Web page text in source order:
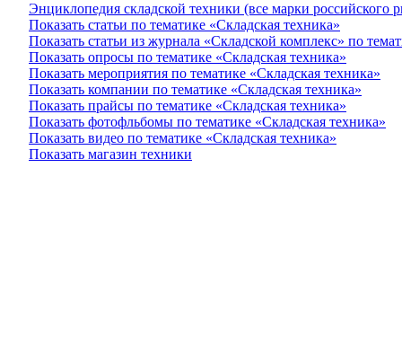
Энциклопедия складской техники (все марки российского
Показать статьи по тематике «Складская техника»
Показать статьи из журнала «Складской комплекс» по
Показать опросы по тематике «Складская техника»
Показать мероприятия по тематике «Складская техника»
Показать компании по тематике «Складская техника»
Показать прайсы по тематике «Складская техника»
Показать фотофльбомы по тематике «Складская техника»
Показать видео по тематике «Складская техника»
Показать магазин техники